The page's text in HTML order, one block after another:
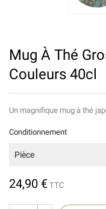
Mug À Thé
Couleurs 40cl
Un magnifique mug à thé
Conditionnement
24,90 € TTC